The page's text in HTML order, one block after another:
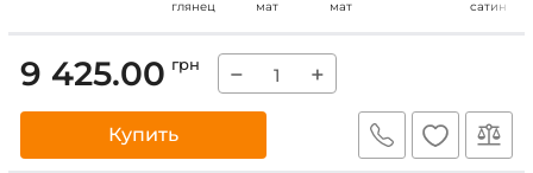
глянец
мат
мат
сатин
9 425.00 грн − +
Купить